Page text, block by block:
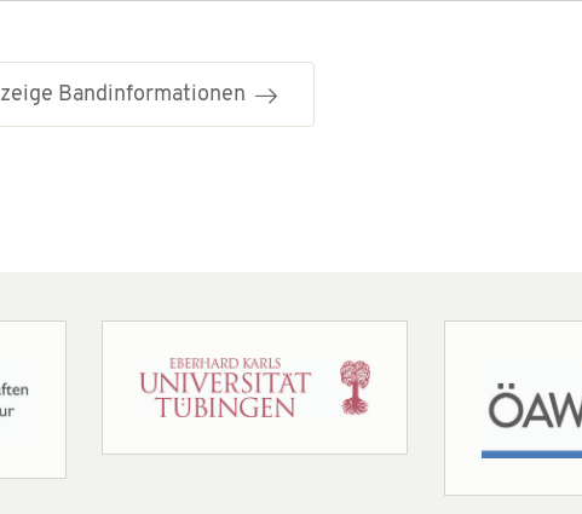
zeige Bandinformationen